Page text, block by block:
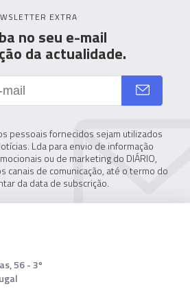
EXTRA
no seu e-mail
da actualidade.
pessoais fornecidos sejam utilizados
Lda para envio de informação
ou de marketing do DIÁRIO,
canais de comunicação, até o termo do
da data de subscrição.
56 - 3º